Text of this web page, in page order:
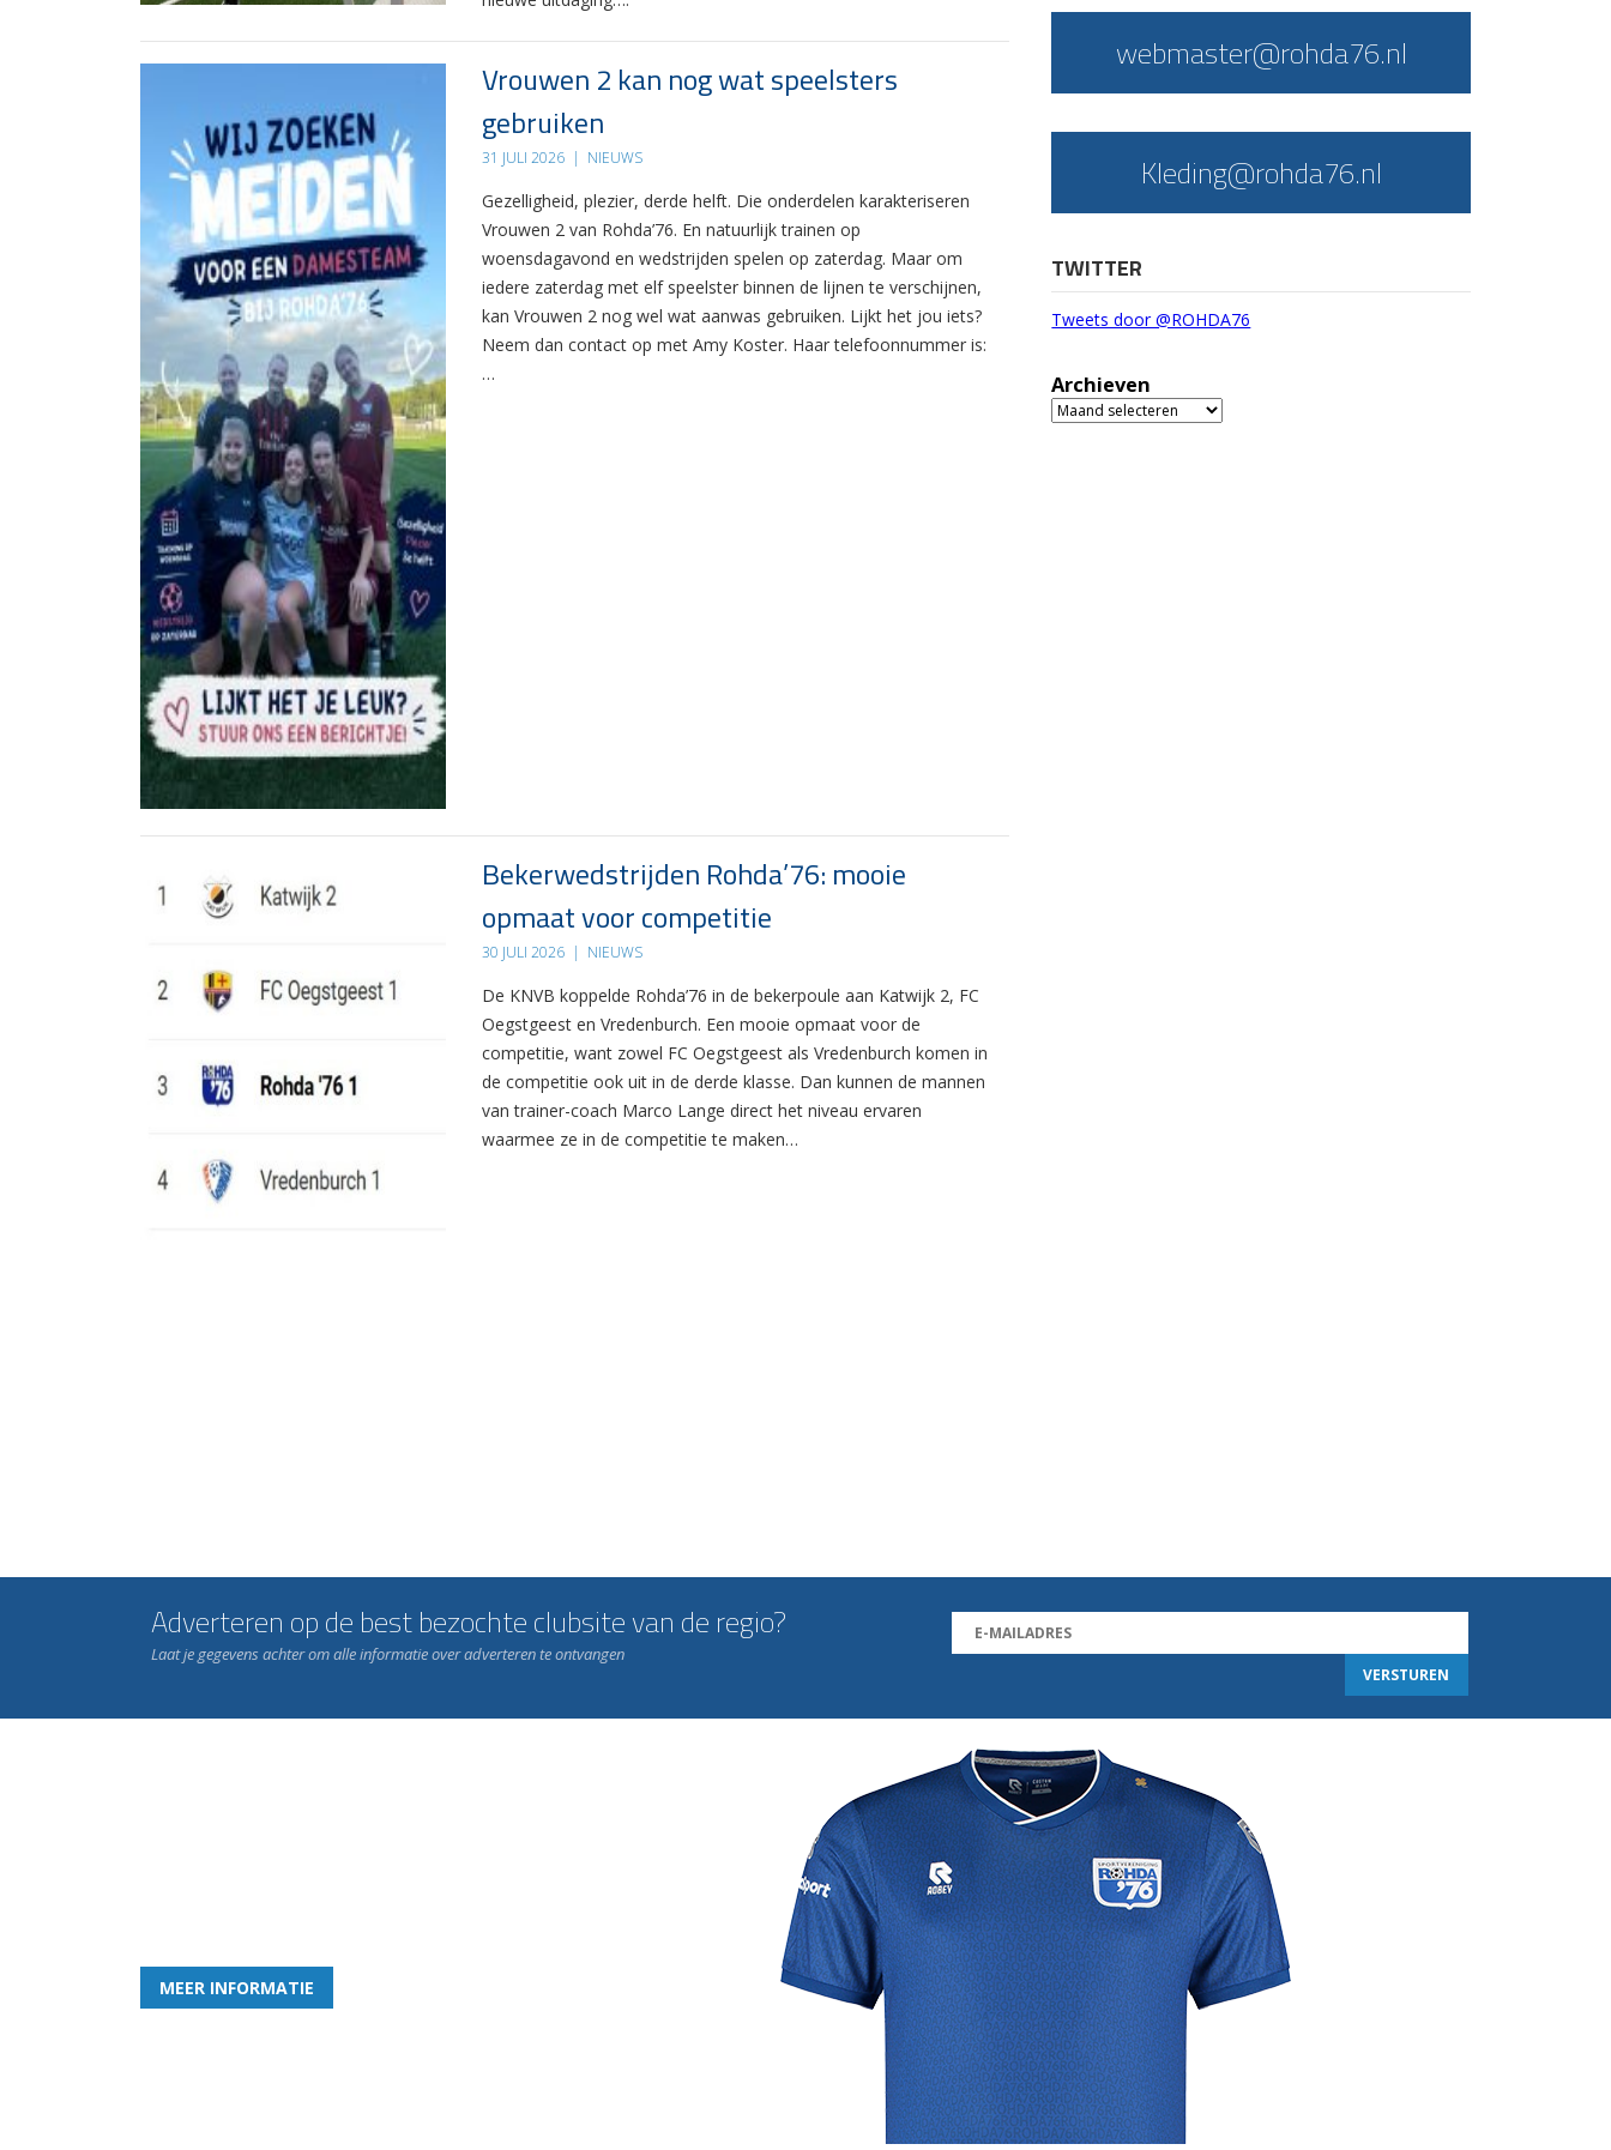
Vrouwen 2 kan nog wat speelsters
gebruiken
31 JULI 2026 | NIEUWS
Gezelligheid, plezier, derde helft. Die onderdelen karakteriseren
Vrouwen 2 van Rohda’76. En natuurlijk trainen op
woensdagavond en wedstrijden spelen op zaterdag. Maar om
iedere zaterdag met elf speelster binnen de lijnen te verschijnen,
kan Vrouwen 2 nog wel wat aanwas gebruiken. Lijkt het jou iets?
Neem dan contact op met Amy Koster. Haar telefoonnummer is:
…
Bekerwedstrijden Rohda’76: mooie
opmaat voor competitie
30 JULI 2026 | NIEUWS
De KNVB koppelde Rohda’76 in de bekerpoule aan Katwijk 2, FC
Oegstgeest en Vredenburch. Een mooie opmaat voor de
competitie, want zowel FC Oegstgeest als Vredenburch komen in
de competitie ook uit in de derde klasse. Dan kunnen de mannen
van trainer-coach Marco Lange direct het niveau ervaren
waarmee ze in de competitie te maken…
webmaster@rohda76.nl
Kleding@rohda76.nl
TWITTER
Tweets door @ROHDA76
Archieven
Archieven
Adverteren op de best bezochte clubsite van de regio?
Laat je gegevens achter om alle informatie over adverteren te ontvangen
MEER INFORMATIE